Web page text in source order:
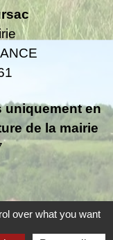
uniquement en
de la mairie
over what you want